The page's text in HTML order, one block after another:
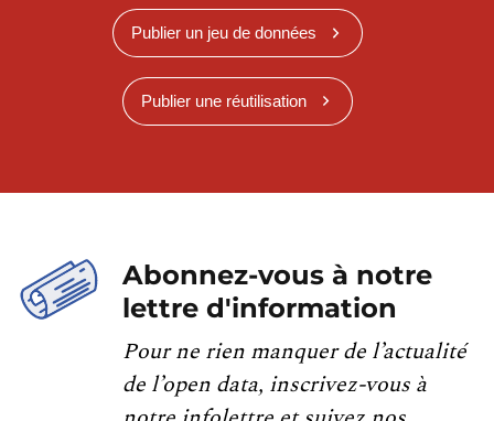
Publier un jeu de données
Publier une réutilisation
Abonnez-vous à notre
lettre d'information
Pour ne rien manquer de l’actualité
de l’open data, inscrivez-vous à